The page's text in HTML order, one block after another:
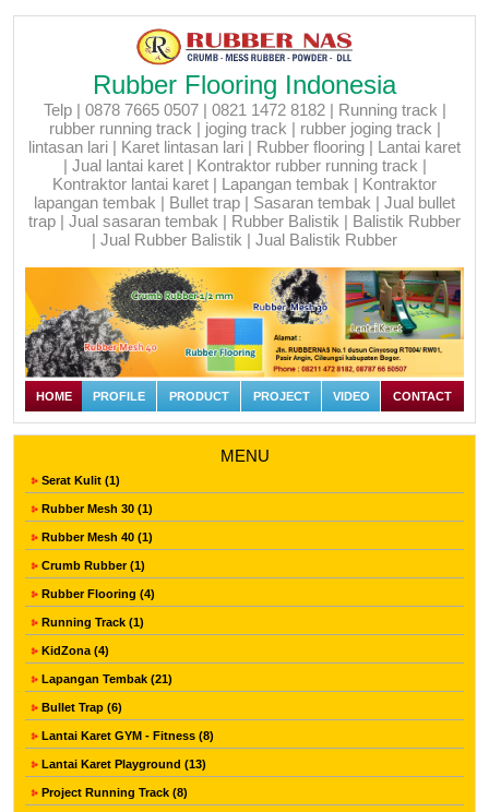
Rubber Flooring Indonesia
Telp | 0878 7665 0507 | 0821 1472 8182 | Running track |
rubber running track | joging track | rubber joging track |
lintasan lari | Karet lintasan lari | Rubber flooring | Lantai karet
| Jual lantai karet | Kontraktor rubber running track |
Kontraktor lantai karet | Lapangan tembak | Kontraktor
lapangan tembak | Bullet trap | Sasaran tembak | Jual bullet
trap | Jual sasaran tembak | Rubber Balistik | Balistik Rubber
| Jual Rubber Balistik | Jual Balistik Rubber
HOME PROFILE PRODUCT PROJECT VIDEO CONTACT
MENU
Serat Kulit (1)
Rubber Mesh 30 (1)
Rubber Mesh 40 (1)
Crumb Rubber (1)
Rubber Flooring (4)
Running Track (1)
KidZona (4)
Lapangan Tembak (21)
Bullet Trap (6)
Lantai Karet GYM - Fitness (8)
Lantai Karet Playground (13)
Project Running Track (8)